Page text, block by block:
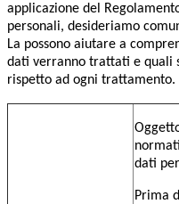
applicazione del
personali, desideriamo
La possono aiutare a
dati verranno trattati e quali
rispetto ad ogni trattamento.
dati
Prima